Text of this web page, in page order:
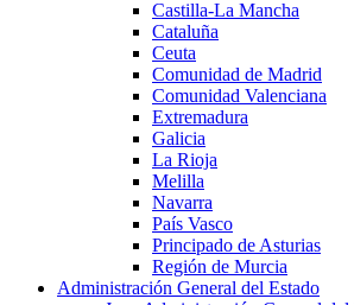
Castilla-La Mancha
Cataluña
Ceuta
Comunidad de Madrid
Comunidad Valenciana
Extremadura
Galicia
La Rioja
Melilla
Navarra
País Vasco
Principado de Asturias
Región de Murcia
Administración General del Estado